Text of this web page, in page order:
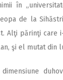
în
de la
Alţi părinţi care
şi el mutat din
dimensiune